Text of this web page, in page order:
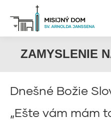
ZAMYSLENIE
Dnešné Božie
„Ešte vám mám